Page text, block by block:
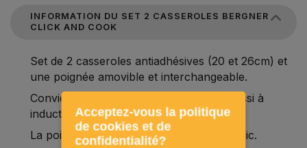
INFORMATION DU SET 2 CASSEROLES BERGNER
CLICK AND COOK
Set de 2 casseroles antiadhésives (20 et 26cm) et
une poignée amovible et interchangeable.
Convient à tous les types de cuisines, aussi à
induction.
La poignée est échangeable en un seul clic.
Acceptez-vous la politique
de cookies et de
confidentialité?